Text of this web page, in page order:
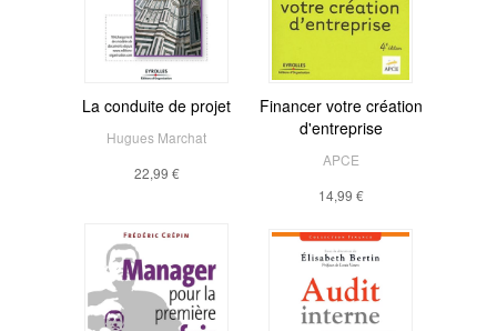
La conduite de projet
Hugues Marchat
22,99 €
Financer votre création
d'entreprise
APCE
14,99 €